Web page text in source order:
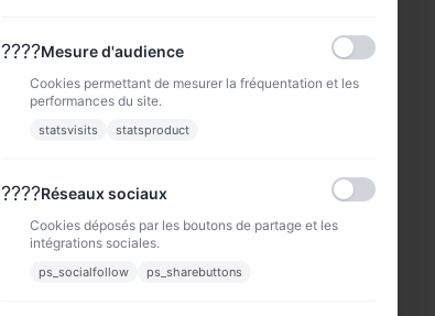
????Mesure d'audience
Cookies permettant de mesurer la fréquentation et les
performances du site.
statsvisits statsproduct
????Réseaux sociaux
Cookies déposés par les boutons de partage et les
intégrations sociales.
ps_socialfollow ps_sharebuttons